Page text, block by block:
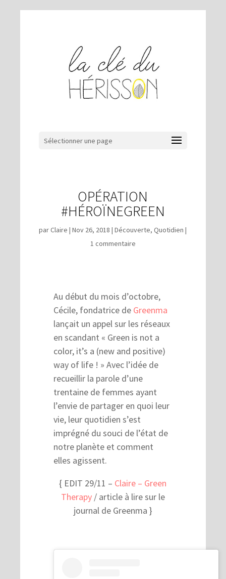
Sélectionner une page
OPÉRATION
#HÉROÏNEGREEN
parClaire |Nov 26, 2018 |Découverte,Quotidien |
1 commentaire
Au début du mois d’octobre,
Cécile, fondatrice de Greenma
lançait un appel sur les réseaux
en scandant « Green is not a
color, it’s a (new and positive)
way of life ! » Avec l’idée de
recueillir la parole d’une
trentaine de femmes ayant
l’envie de partager en quoi leur
vie, leur quotidien s’est
imprégné du souci de l’état de
notre planète et comment
elles agissent.
{ EDIT 29/11 – Claire – Green
Therapy/ article à lire sur le
journal de Greenma }